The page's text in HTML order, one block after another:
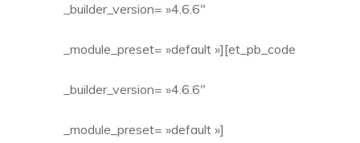
_builder_version= »4.6.6″
_module_preset= »default »][et_pb_code
_builder_version= »4.6.6″
_module_preset= »default »]